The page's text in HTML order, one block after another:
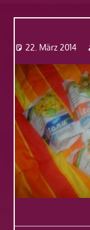
Website
22. März 2014